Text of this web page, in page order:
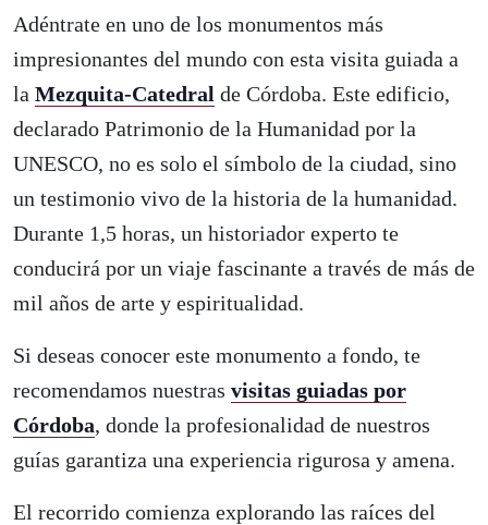
Adéntrate en uno de los monumentos más
impresionantes del mundo con esta visita guiada a
la Mezquita-Catedral de Córdoba. Este edificio,
declarado Patrimonio de la Humanidad por la
UNESCO, no es solo el símbolo de la ciudad, sino
un testimonio vivo de la historia de la humanidad.
Durante 1,5 horas, un historiador experto te
conducirá por un viaje fascinante a través de más de
mil años de arte y espiritualidad.
Si deseas conocer este monumento a fondo, te
recomendamos nuestras visitas guiadas por
Córdoba, donde la profesionalidad de nuestros
guías garantiza una experiencia rigurosa y amena.
El recorrido comienza explorando las raíces del